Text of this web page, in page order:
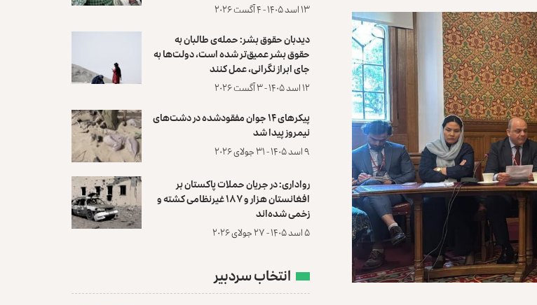
۱۳ اسد ۱۴۰۵ - ۴ آگست ۲۰۲۶
دیدبان حقوق بشر: حمله‌ی طالبان به
حقوق بشر عمیق‌تر شده است، دولت‌ها به
جای ابراز نگرانی، عمل کنند
۱۲ اسد ۱۴۰۵ - ۳ آگست ۲۰۲۶
پیکرهای ۱۴ جوان مفقودشده در دشت‌های
نیمروز پیدا شد
۹ اسد ۱۴۰۵ - ۳۱ جولای ۲۰۲۶
رواداری: در جریان حملات پاکستان بر
افغانستان هزار و ۱۸۷ غیرنظامی کشته و
زخمی شده‌اند
۵ اسد ۱۴۰۵ - ۲۷ جولای ۲۰۲۶
انتخاب سردبیر